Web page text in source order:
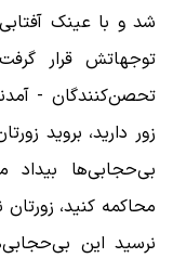
شد و با عینک
توجهاتش قرار
تحصن‌کنندگان -
زور دارید، بروید
بی‌حجابی‌ها بیداد
محاکمه کنید،
نرسید این